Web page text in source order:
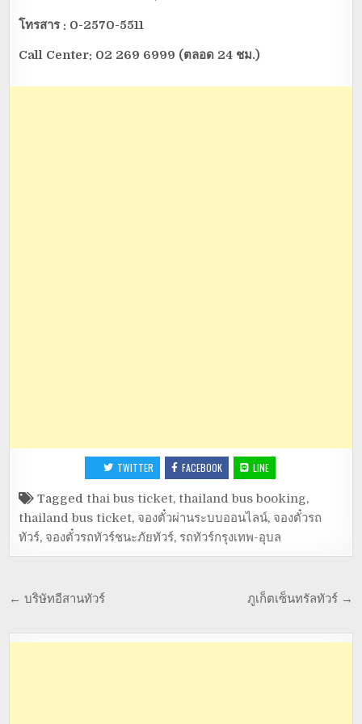
โทรสาร : 0-2570-5511
Call Center: 02 269 6999 (ตลอด 24 ชม.)
TWITTER FACEBOOK LINE
Taggedthai bus ticket,thailand bus booking,
thailand bus ticket, จองตั๋วผ่านระบบออนไลน์, จองตั๋วรถ
ทัวร์, จองตั๋วรถทัวร์ชนะภัยทัวร์, รถทัวร์กรุงเทพ-อุบล
ภูเก็ตเซ็นทรัลทัวร์ →
← บริษัทอีสานทัวร์